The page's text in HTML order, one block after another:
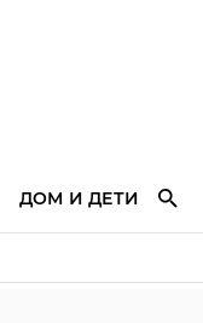
ДОМ И ДЕТИ